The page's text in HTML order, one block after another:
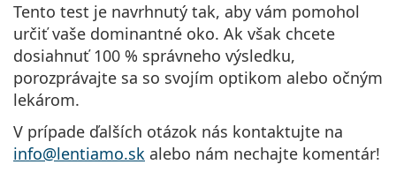
Tento test je navrhnutý tak, aby vám pomohol
určiť vaše dominantné oko. Ak však chcete
dosiahnuť 100 % správneho výsledku,
porozprávajte sa so svojím optikom alebo očným
lekárom.
V prípade ďalších otázok nás kontaktujte na
info@lentiamo.sk alebo nám nechajte komentár!